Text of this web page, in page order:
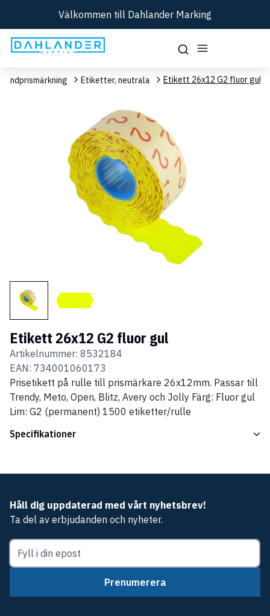
Välkommen till Dahlander Marking
Handprismärkning Etiketter, neutrala Etikett 26x12 G2 fluor gul
Etikett 26x12 G2 fluor gul
Artikelnummer: 8532184
EAN: 734001060173
Prisetikett på rulle till prismärkare 26x12mm. Passar till
Trendy, Meto, Open, Blitz, Avery och Jolly Färg: Fluor gul
Lim: G2 (permanent) 1500 etiketter/rulle
Specifikationer
Håll dig uppdaterad med vårt nyhetsbrev!
Ta del av erbjudanden och nyheter.
Prenumerera